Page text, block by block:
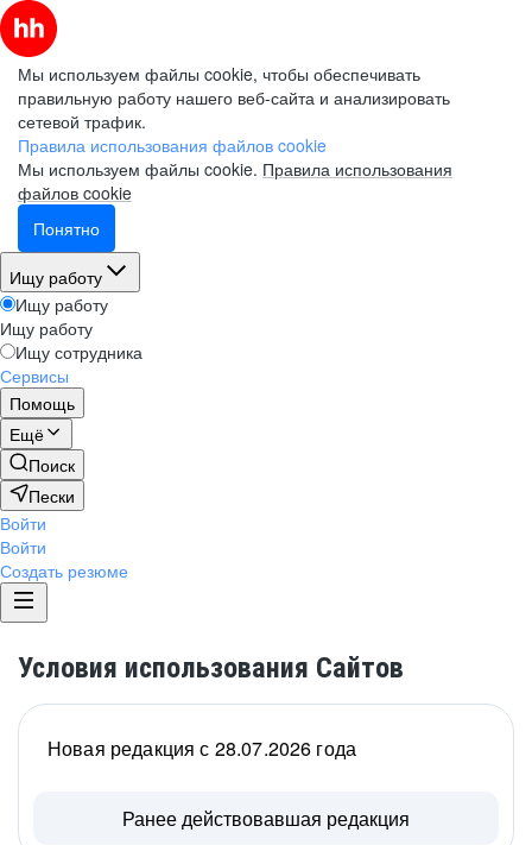
Мы используем файлы cookie, чтобы обеспечивать
правильную работу нашего веб-сайта и анализировать
сетевой трафик.
Правила использования файлов cookie
Мы используем файлы cookie. Правила использования
файлов cookie
Понятно
Ищу работу
Ищу работу
Ищу работу
Ищу сотрудника
Сервисы
Помощь
Ещё
Поиск
Пески
Войти
Войти
Создать резюме
Условия использования Сайтов
Новая редакция с 28.07.2026 года
Ранее действовавшая редакция